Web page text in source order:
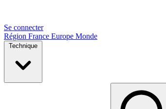
Se connecter
Région France Europe Monde
Technique